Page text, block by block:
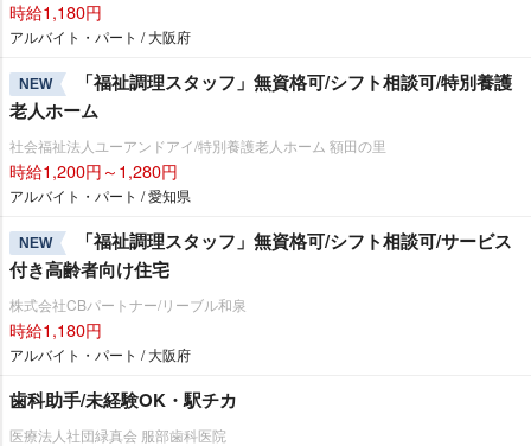
時給1,180円
アルバイト・パート / 大阪府
NEW
「福祉調理スタッフ」無資格可/シフト相談可/特別養護
老人ホーム
社会福祉法人ユーアンドアイ/特別養護老人ホーム 額田の里
時給1,200円～1,280円
アルバイト・パート / 愛知県
NEW
「福祉調理スタッフ」無資格可/シフト相談可/サービス
付き高齢者向け住宅
株式会社CBパートナー/リーブル和泉
時給1,180円
アルバイト・パート / 大阪府
歯科助手/未経験OK・駅チカ
医療法人社団緑真会 服部歯科医院